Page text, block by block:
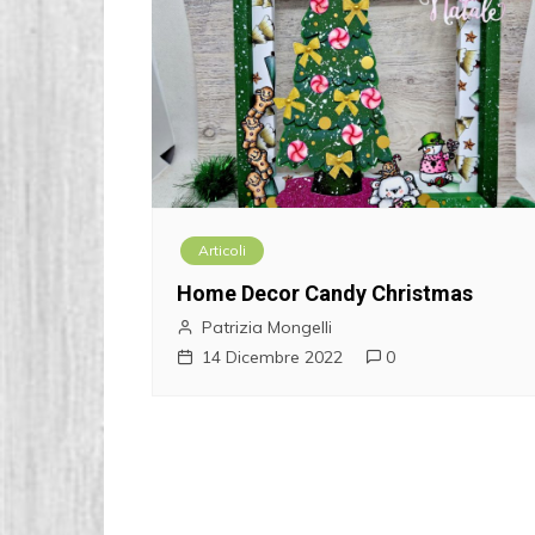
Articoli
Home Decor Candy Christmas
Patrizia Mongelli
14 Dicembre 2022
0